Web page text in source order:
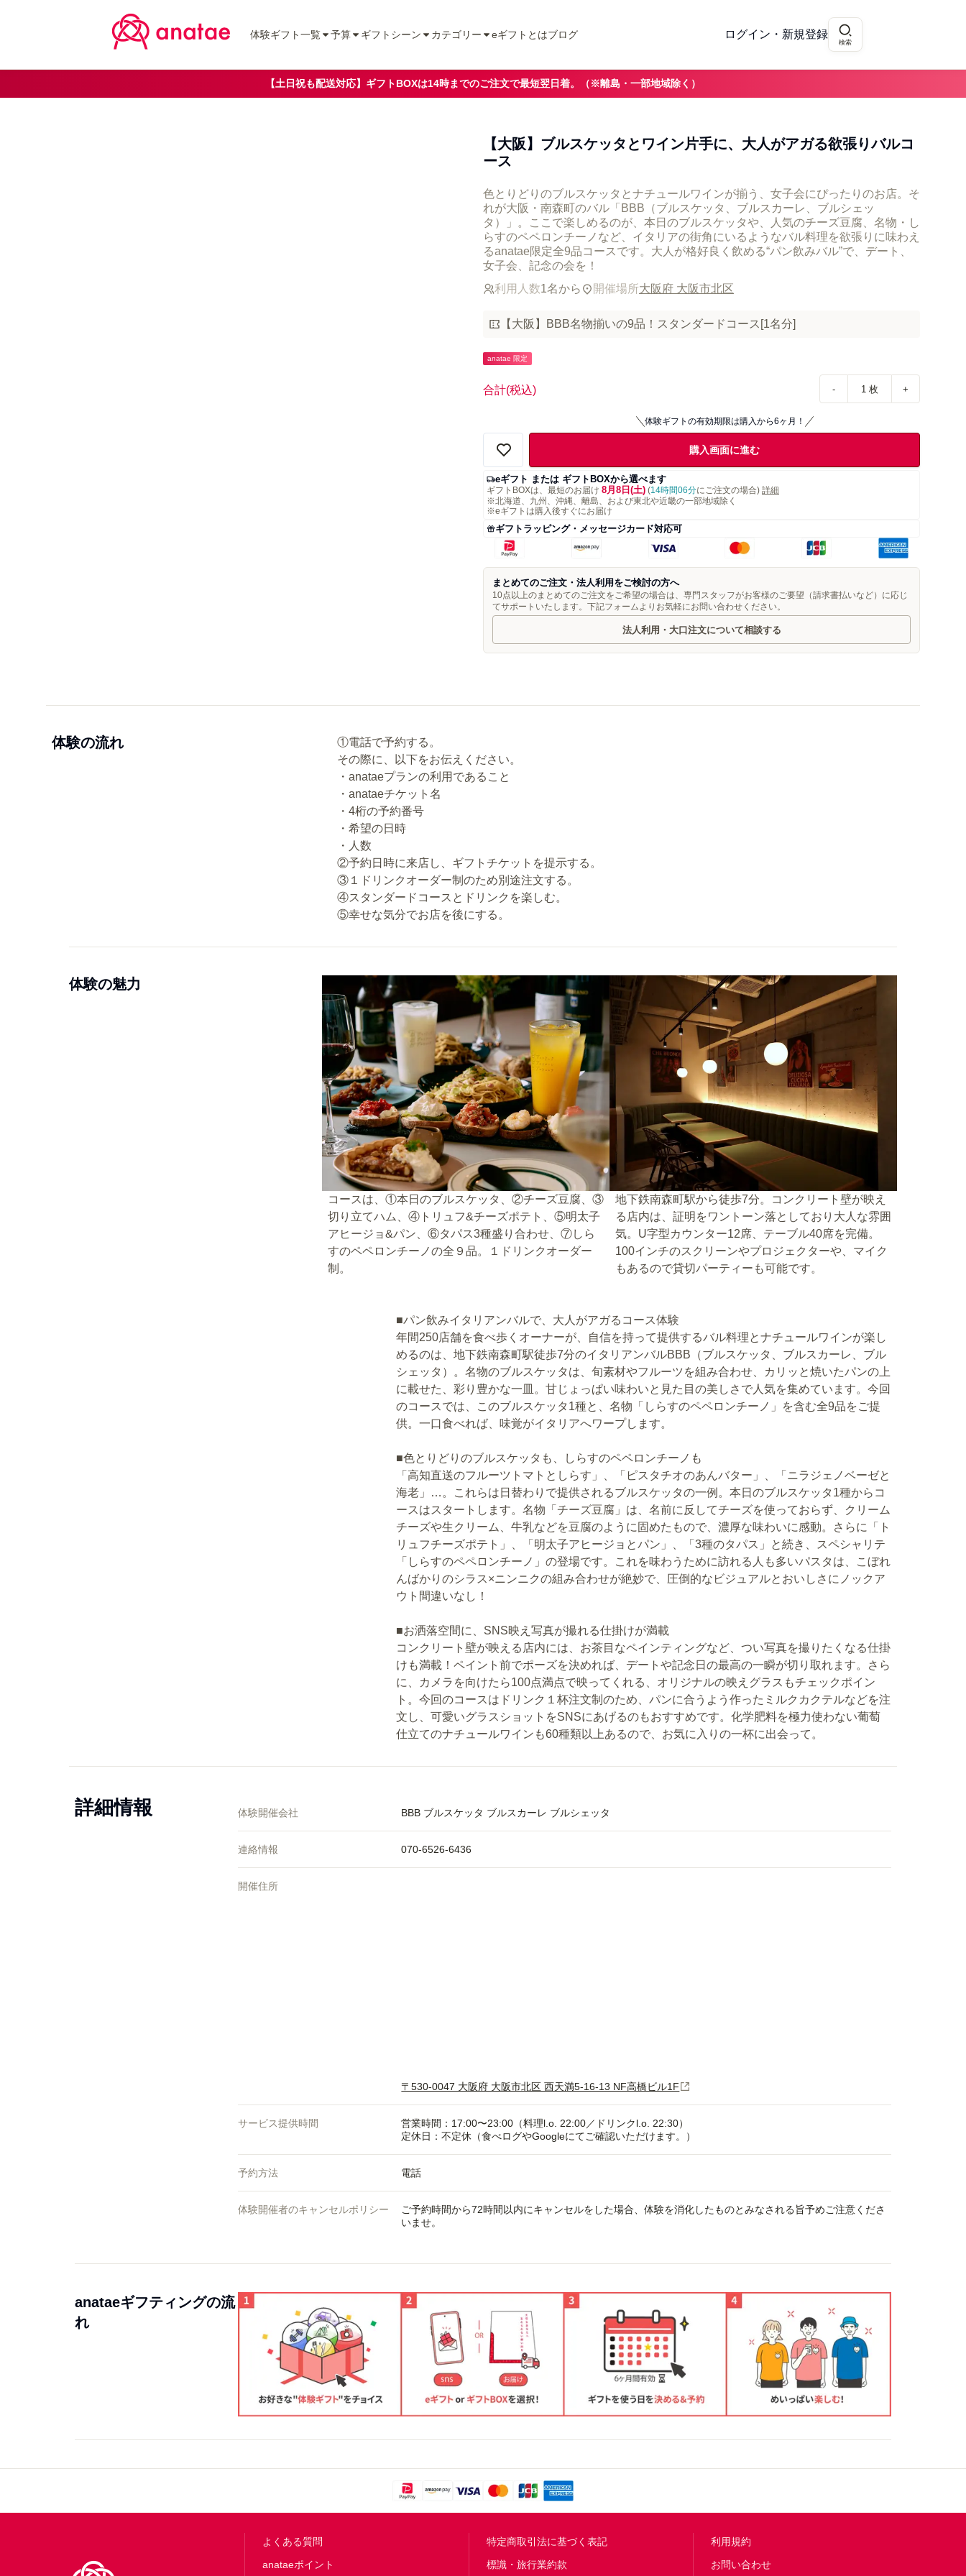
体験ギフト一覧 予算 ギフトシーン カテゴリー eギフトとはブログ ログイン・新規登録
検索
【土日祝も配送対応】ギフトBOXは14時までのご注文で最短翌日着。（※離島・一部地域除く）
【大阪】ブルスケッタとワイン片手に、大人がアガる欲張りバルコ
ース
色とりどりのブルスケッタとナチュールワインが揃う、女子会にぴったりのお店。そ
れが大阪・南森町のバル「BBB（ブルスケッタ、ブルスカーレ、ブルシェッ
タ）」。ここで楽しめるのが、本日のブルスケッタや、人気のチーズ豆腐、名物・し
らすのペペロンチーノなど、イタリアの街角にいるようなバル料理を欲張りに味わえ
るanatae限定全9品コースです。大人が格好良く飲める“パン飲みバル”で、デート、
女子会、記念の会を！
利用人数1名から 開催場所大阪府 大阪市北区
【大阪】BBB名物揃いの9品！スタンダードコース[1名分]
anatae 限定
合計(税込) - 1 枚 +
体験ギフトの有効期限は購入から6ヶ月！
購入画面に進む
eギフト または ギフトBOXから選べます
ギフトBOXは、最短のお届け 8月8日(土) (14時間06分にご注文の場合) 詳細
※北海道、九州、沖縄、離島、および東北や近畿の一部地域除く
※eギフトは購入後すぐにお届け
ギフトラッピング・メッセージカード対応可
まとめてのご注文・法人利用をご検討の方へ
10点以上のまとめてのご注文をご希望の場合は、専門スタッフがお客様のご要望（請求書払いなど）に応じ
てサポートいたします。下記フォームよりお気軽にお問い合わせください。
法人利用・大口注文について相談する
体験の流れ
①電話で予約する。
その際に、以下をお伝えください。
・anataeプランの利用であること
・anataeチケット名
・4桁の予約番号
・希望の日時
・人数
②予約日時に来店し、ギフトチケットを提示する。
③１ドリンクオーダー制のため別途注文する。
④スタンダードコースとドリンクを楽しむ。
⑤幸せな気分でお店を後にする。
体験の魅力
コースは、①本日のブルスケッタ、②チーズ豆腐、③
切り立てハム、④トリュフ&チーズポテト、⑤明太子
アヒージョ&パン、⑥タパス3種盛り合わせ、⑦しら
すのペペロンチーノの全９品。１ドリンクオーダー
制。
地下鉄南森町駅から徒歩7分。コンクリート壁が映え
る店内は、証明をワントーン落としており大人な雰囲
気。U字型カウンター12席、テーブル40席を完備。
100インチのスクリーンやプロジェクターや、マイク
もあるので貸切パーティーも可能です。
■パン飲みイタリアンバルで、大人がアガるコース体験
年間250店舗を食べ歩くオーナーが、自信を持って提供するバル料理とナチュールワインが楽し
めるのは、地下鉄南森町駅徒歩7分のイタリアンバルBBB（ブルスケッタ、ブルスカーレ、ブル
シェッタ）。名物のブルスケッタは、旬素材やフルーツを組み合わせ、カリッと焼いたパンの上
に載せた、彩り豊かな一皿。甘じょっぱい味わいと見た目の美しさで人気を集めています。今回
のコースでは、このブルスケッタ1種と、名物「しらすのペペロンチーノ」を含む全9品をご提
供。一口食べれば、味覚がイタリアへワープします。
■色とりどりのブルスケッタも、しらすのペペロンチーノも
「高知直送のフルーツトマトとしらす」、「ピスタチオのあんバター」、「ニラジェノベーゼと
海老」…。これらは日替わりで提供されるブルスケッタの一例。本日のブルスケッタ1種からコ
ースはスタートします。名物「チーズ豆腐」は、名前に反してチーズを使っておらず、クリーム
チーズや生クリーム、牛乳などを豆腐のように固めたもので、濃厚な味わいに感動。さらに「ト
リュフチーズポテト」、「明太子アヒージョとパン」、「3種のタパス」と続き、スペシャリテ
「しらすのペペロンチーノ」の登場です。これを味わうために訪れる人も多いパスタは、こぼれ
んばかりのシラス×ニンニクの組み合わせが絶妙で、圧倒的なビジュアルとおいしさにノックア
ウト間違いなし！
■お洒落空間に、SNS映え写真が撮れる仕掛けが満載
コンクリート壁が映える店内には、お茶目なペインティングなど、つい写真を撮りたくなる仕掛
けも満載！ペイント前でポーズを決めれば、デートや記念日の最高の一瞬が切り取れます。さら
に、カメラを向けたら100点満点で映ってくれる、オリジナルの映えグラスもチェックポイン
ト。今回のコースはドリンク１杯注文制のため、パンに合うよう作ったミルクカクテルなどを注
文し、可愛いグラスショットをSNSにあげるのもおすすめです。化学肥料を極力使わない葡萄
仕立てのナチュールワインも60種類以上あるので、お気に入りの一杯に出会って。
詳細情報 体験開催会社 BBB ブルスケッタ ブルスカーレ ブルシェッタ
連絡情報 070-6526-6436
開催住所
〒530-0047 大阪府 大阪市北区 西天満5-16-13 NF高橋ビル1F
サービス提供時間
営業時間：17:00〜23:00（料理l.o. 22:00／ドリンクl.o. 22:30）
定休日：不定休（食べログやGoogleにてご確認いただけます。）
予約方法 電話
体験開催者のキャンセルポリシー
ご予約時間から72時間以内にキャンセルをした場合、体験を消化したものとみなされる旨予めご注意くださ
いませ。
anataeギフティングの流
れ
よくある質問
anataeポイント
特定商取引法に基づく表記
標識・旅行業約款
利用規約
お問い合わせ